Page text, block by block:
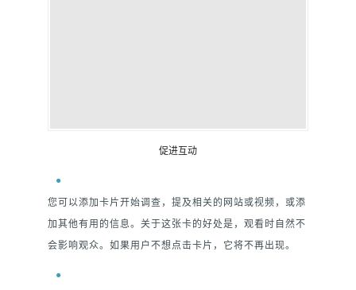
促进互动
您可以添加卡片开始调查，提及相关的网站或视频，或添
加其他有用的信息。关于这张卡的好处是，观看时自然不
会影响观众。如果用户不想点击卡片，它将不再出现。